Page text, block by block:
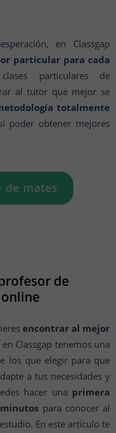
en Classgap
particular para cada
particulares de
al tutor que mejor se
totalmente
poder obtener mejores
de mates
de
encontrar al mejor
en Classgap tenemos una
los que elegir para que
a tus necesidades y
hacer una primera
para conocer al
En este artículo te